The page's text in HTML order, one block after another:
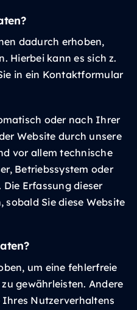
dadurch erhoben,
Hierbei kann es sich z.
in ein Kontaktformular
oder nach Ihrer
Website durch unsere
vor allem technische
Betriebssystem oder
Erfassung dieser
Sie diese Website
um eine fehlerfreie
gewährleisten. Andere
Nutzerverhaltens